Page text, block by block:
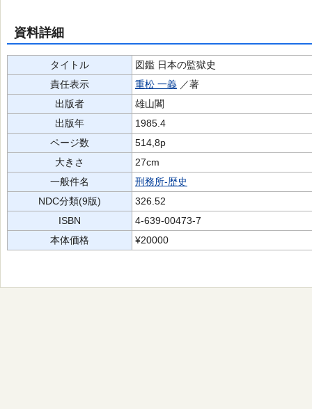
資料詳細
タイトル
図鑑 日本の監獄史
責任表示
重松 一義 ／著
出版者
雄山閣
出版年
1985.4
ページ数
514,8p
大きさ
27cm
一般件名
刑務所-歴史
NDC分類(9版)
326.52
ISBN
4-639-00473-7
本体価格
¥20000